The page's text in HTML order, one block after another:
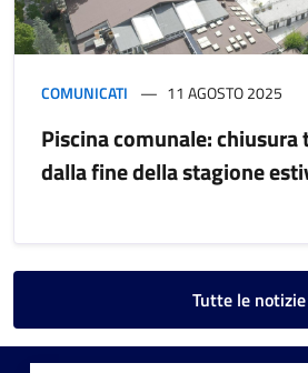
COMUNICATI 11 AGOSTO 2025
Piscina comunale:
dalla fine della stagione
Tutte le notizie